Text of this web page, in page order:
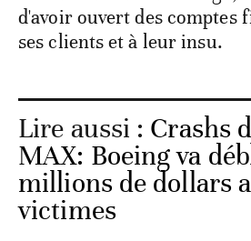
d'avoir ouvert des comptes
ses clients et à leur insu.
Lire aussi : Crashs
MAX: Boeing va
millions de dollars
victimes